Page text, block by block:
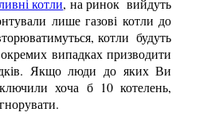
котли, на ринок вийдуть
лише газові котли до
котли будуть
випадках призводити
Якщо люди до яких Ви
хоча б 10 котелень,